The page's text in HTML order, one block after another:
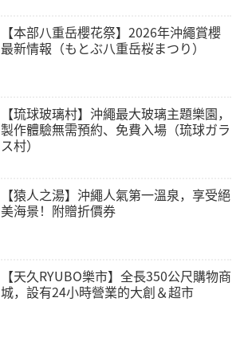
【本部八重岳櫻花祭】2026年沖繩賞櫻
最新情報（もとぶ八重岳桜まつり）
【琉球玻璃村】沖繩最大玻璃主題樂園，
製作體驗無需預約、免費入場（琉球ガラ
ス村）
【猿人之湯】沖繩人氣第一溫泉，享受絕
美海景！附贈折價券
【天久RYUBO樂市】全長350公尺購物商
城，設有24小時營業的大創＆超市